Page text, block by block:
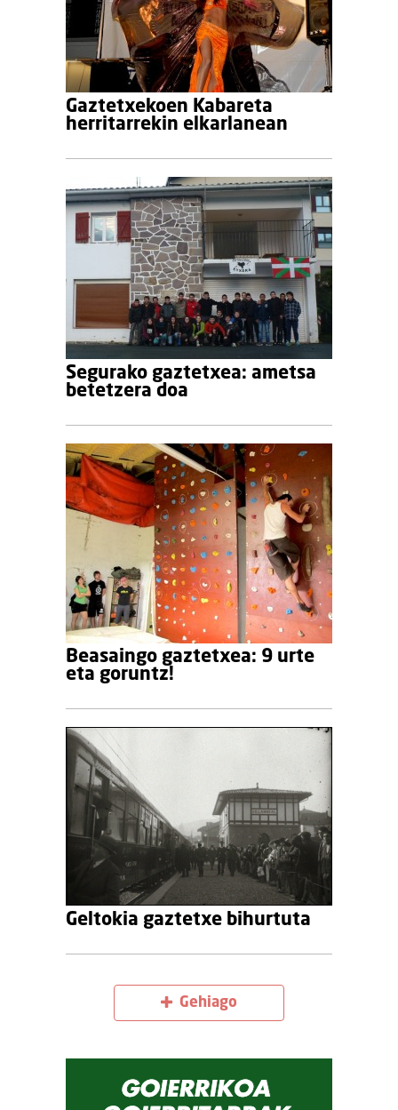
Gaztetxekoen Kabareta
herritarrekin elkarlanean
Segurako gaztetxea: ametsa
betetzera doa
Beasaingo gaztetxea: 9 urte
eta goruntz!
Geltokia gaztetxe bihurtuta
Gehiago